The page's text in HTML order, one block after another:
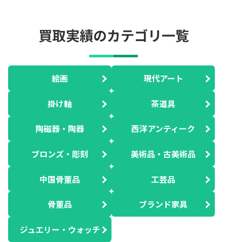
買取実績のカテゴリ一覧
絵画 現代アート
掛け軸 茶道具
陶磁器・陶器 西洋アンティーク
ブロンズ・彫刻 美術品・古美術品
中国骨董品 工芸品
骨董品 ブランド家具
ジュエリー・ウォッチ